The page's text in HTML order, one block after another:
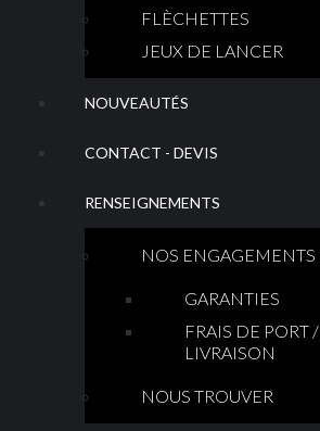
FLÈCHETTES
JEUX DE LANCER
NOUVEAUTÉS
CONTACT - DEVIS
RENSEIGNEMENTS
NOS ENGAGEMENTS
GARANTIES
FRAIS DE PORT /
LIVRAISON
NOUS TROUVER